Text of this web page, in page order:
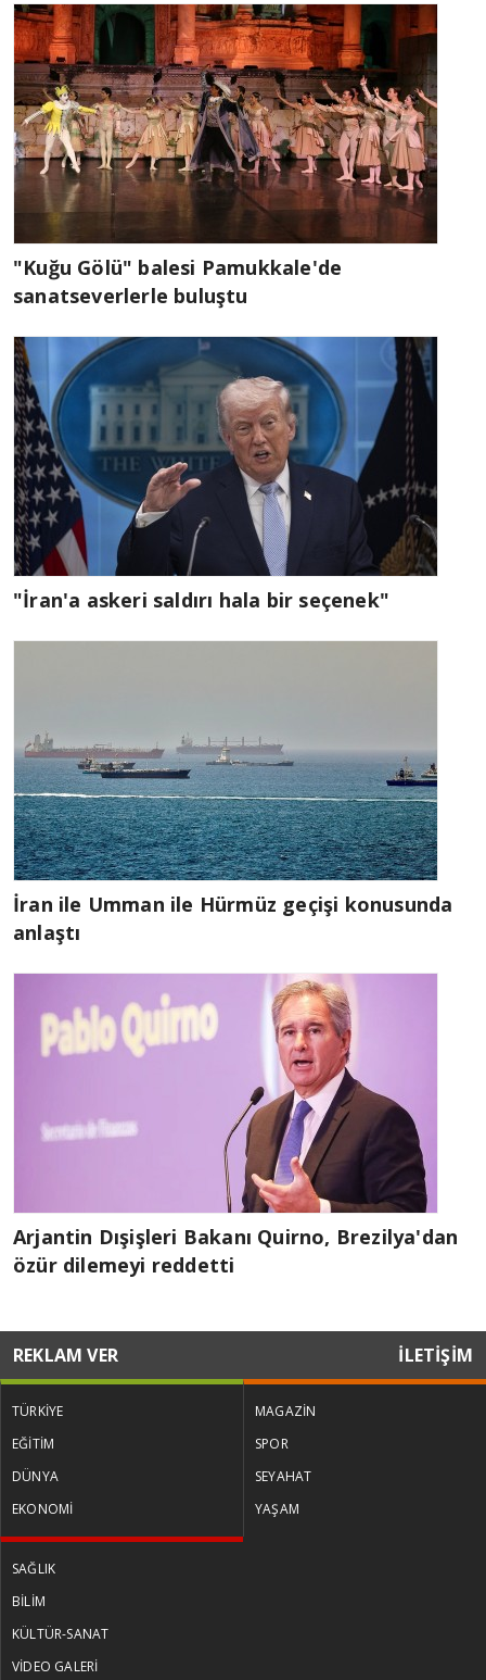
"Kuğu Gölü" balesi Pamukkale'de
sanatseverlerle buluştu
"İran'a askeri saldırı hala bir seçenek"
İran ile Umman ile Hürmüz geçişi konusunda
anlaştı
Arjantin Dışişleri Bakanı Quirno, Brezilya'dan
özür dilemeyi reddetti
REKLAM VER İLETİŞİM
TÜRKİYE
EĞİTİM
DÜNYA
EKONOMİ
MAGAZİN
SPOR
SEYAHAT
YAŞAM
SAĞLIK
BİLİM
KÜLTÜR-SANAT
VİDEO GALERİ